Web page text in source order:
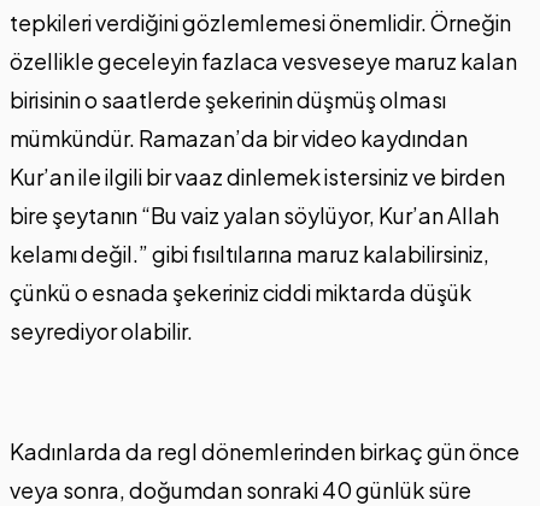
tepkileri verdiğini gözlemlemesi önemlidir. Örneğin
özellikle geceleyin fazlaca vesveseye maruz kalan
birisinin o saatlerde şekerinin düşmüş olması
mümkündür. Ramazan’da bir video kaydından
Kur’an ile ilgili bir vaaz dinlemek istersiniz ve birden
bire şeytanın “Bu vaiz yalan söylüyor, Kur’an Allah
kelamı değil.” gibi fısıltılarına maruz kalabilirsiniz,
çünkü o esnada şekeriniz ciddi miktarda düşük
seyrediyor olabilir.
Kadınlarda da regl dönemlerinden birkaç gün önce
veya sonra, doğumdan sonraki 40 günlük süre